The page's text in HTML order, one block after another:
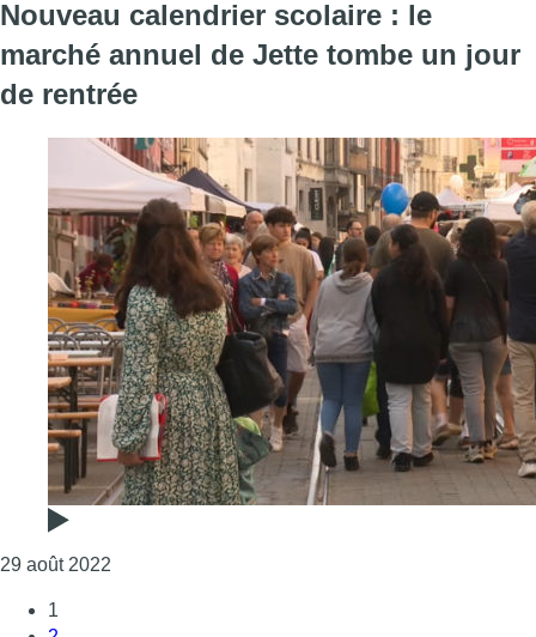
Nouveau calendrier scolaire : le
marché annuel de Jette tombe un jour
de rentrée
29 août 2022
1